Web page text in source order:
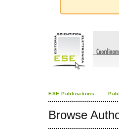
ESE Publications
Browse